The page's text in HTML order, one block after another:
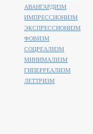
АВАНГАРДИЗМ
ИМПРЕССИОНИЗМ
ЭКСПРЕССИОНИЗМ
ФОВИЗМ
СОЦРЕАЛИЗМ
МИНИМАЛИЗМ
ГИПЕРРЕАЛИЗМ
ЛЕТТРИЗМ